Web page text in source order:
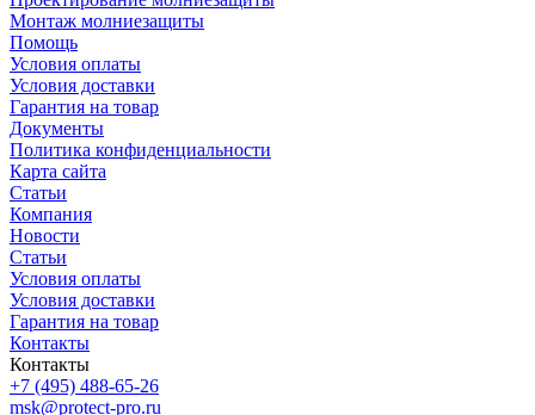
Монтаж молниезащиты
Помощь
Условия оплаты
Условия доставки
Гарантия на товар
Документы
Политика конфиденциальности
Карта сайта
Статьи
Компания
Новости
Статьи
Условия оплаты
Условия доставки
Гарантия на товар
Контакты
Контакты
+7 (495) 488-65-26
msk@protect-pro.ru